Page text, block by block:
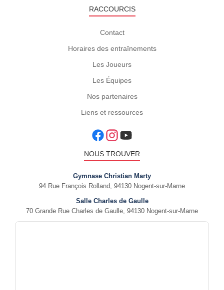
RACCOURCIS
Contact
Horaires des entraînements
Les Joueurs
Les Équipes
Nos partenaires
Liens et ressources
NOUS TROUVER
Gymnase Christian Marty
94 Rue François Rolland, 94130 Nogent-sur-Marne
Salle Charles de Gaulle
70 Grande Rue Charles de Gaulle, 94130 Nogent-sur-Marne